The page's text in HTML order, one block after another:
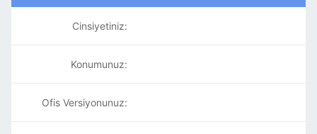
Cinsiyetiniz:
Konumunuz:
Ofis Versiyonunuz: